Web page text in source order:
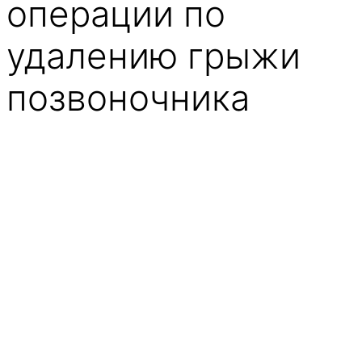
операции по
удалению грыжи
позвоночника